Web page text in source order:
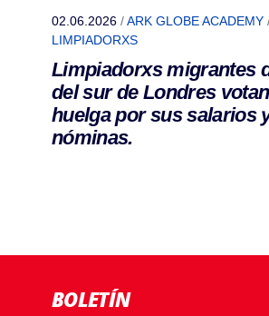
02.06.2026 /ARK GLOBE ACADEMY
LIMPIADORXS
Limpiadorxs migrantes
del sur de Londres
huelga por sus salarios
nóminas.
BOLETÍN